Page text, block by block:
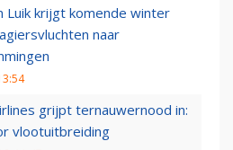
Luik krijgt komende winter
naar
grijpt ternauwernood in:
vlootuitbreiding